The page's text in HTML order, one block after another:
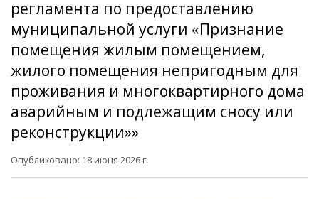
регламента по предоставлению
муниципальной услуги «Признание
помещения жилым помещением,
жилого помещения непригодным для
проживания и многоквартирного дома
аварийным и подлежащим сносу или
реконструкции»»
Опубликовано: 18 июня 2026 г.